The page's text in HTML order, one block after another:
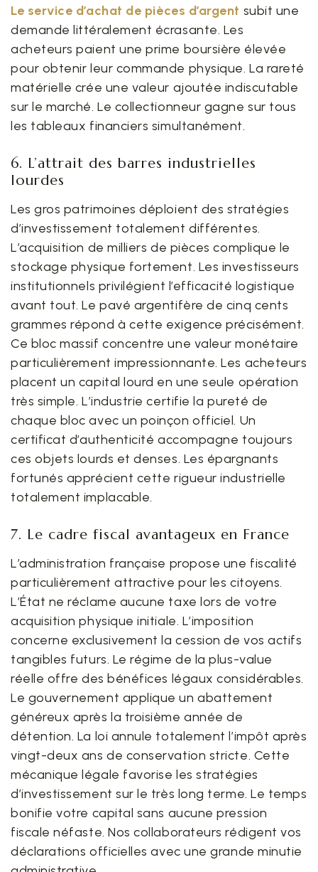
Le service d’achat de pièces d’argent subit une
demande littéralement écrasante. Les
acheteurs paient une prime boursière élevée
pour obtenir leur commande physique. La rareté
matérielle crée une valeur ajoutée indiscutable
sur le marché. Le collectionneur gagne sur tous
les tableaux financiers simultanément.
6. L’attrait des barres industrielles
lourdes
Les gros patrimoines déploient des stratégies
d’investissement totalement différentes.
L’acquisition de milliers de pièces complique le
stockage physique fortement. Les investisseurs
institutionnels privilégient l’efficacité logistique
avant tout. Le pavé argentifère de cinq cents
grammes répond à cette exigence précisément.
Ce bloc massif concentre une valeur monétaire
particulièrement impressionnante. Les acheteurs
placent un capital lourd en une seule opération
très simple. L’industrie certifie la pureté de
chaque bloc avec un poinçon officiel. Un
certificat d’authenticité accompagne toujours
ces objets lourds et denses. Les épargnants
fortunés apprécient cette rigueur industrielle
totalement implacable.
7. Le cadre fiscal avantageux en France
L’administration française propose une fiscalité
particulièrement attractive pour les citoyens.
L’État ne réclame aucune taxe lors de votre
acquisition physique initiale. L’imposition
concerne exclusivement la cession de vos actifs
tangibles futurs. Le régime de la plus-value
réelle offre des bénéfices légaux considérables.
Le gouvernement applique un abattement
généreux après la troisième année de
détention. La loi annule totalement l’impôt après
vingt-deux ans de conservation stricte. Cette
mécanique légale favorise les stratégies
d’investissement sur le très long terme. Le temps
bonifie votre capital sans aucune pression
fiscale néfaste. Nos collaborateurs rédigent vos
déclarations officielles avec une grande minutie